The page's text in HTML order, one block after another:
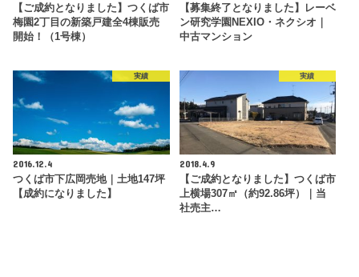
【ご成約となりました】つくば市
梅園2丁目の新築戸建全4棟販売
開始！（1号棟）
【募集終了となりました】レーベ
ン研究学園NEXIO・ネクシオ｜
中古マンション
実績
2016.12.4
つくば市下広岡売地｜土地147坪
【成約になりました】
実績
2018.4.9
【ご成約となりました】つくば市
上横場307㎡（約92.86坪）｜当
社売主…